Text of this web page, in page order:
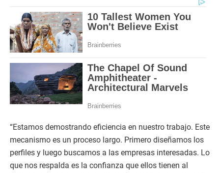
“Estamos demostrando eficiencia en nuestro trabajo. Este
mecanismo es un proceso largo. Primero diseñamos los
perfiles y luego buscamos a las empresas interesadas. Lo
que nos respalda es la confianza que ellos tienen al